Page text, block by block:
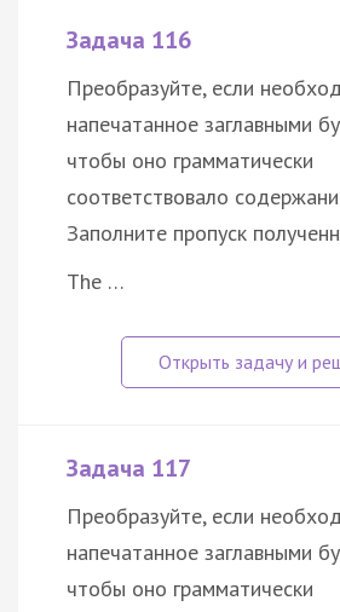
Задача 116
Преобразуйте, если
напечатанное заглавными
чтобы оно грамматически
соответствовало
Заполните пропуск
The …
Задача 117
Преобразуйте, если
напечатанное заглавными
чтобы оно грамматически